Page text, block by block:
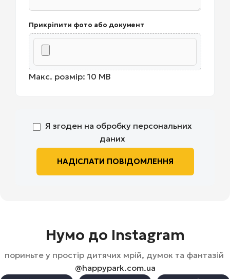
Прикріпити фото або документ
Макс. розмір: 10 MB
Я згоден на обробку персональних
даних
Нумо до Instagram
пориньте у простір дитячих мрій, думок та фантазій
@happypark.com.ua